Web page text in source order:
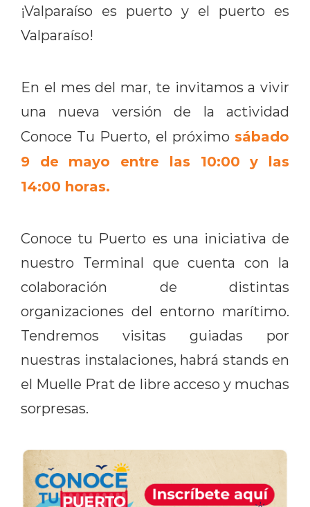
¡Valparaíso es puerto y el puerto es
Valparaíso!
En el mes del mar, te invitamos a vivir
una nueva versión de la actividad
Conoce Tu Puerto, el próximo sábado
9 de mayo entre las 10:00 y las
14:00 horas.
Conoce tu Puerto es una iniciativa de
nuestro Terminal que cuenta con la
colaboración de distintas
organizaciones del entorno marítimo.
Tendremos visitas guiadas por
nuestras instalaciones, habrá stands en
el Muelle Prat de libre acceso y muchas
sorpresas.